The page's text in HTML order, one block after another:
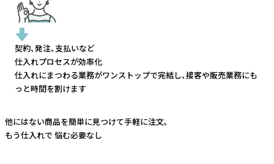
契約、発注、支払いなど
仕入れプロセスが効率化
仕入れにまつわる業務がワンストップで完結し、接客や販売業務にも
っと時間を割けます
他にはない商品を簡単に見つけて手軽に注文。
もう仕入れで 悩む必要なし